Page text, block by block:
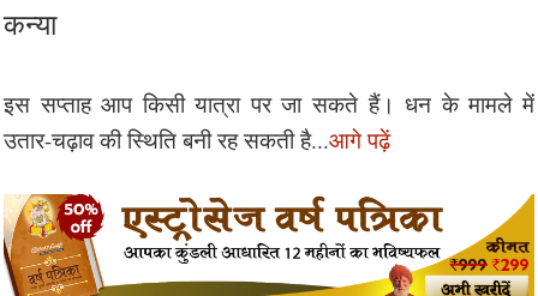
कन्या
इस सप्ताह आप किसी यात्रा पर जा सकते हैं। धन के मामले में
उतार-चढ़ाव की स्थिति बनी रह सकती है...आगे पढ़ें